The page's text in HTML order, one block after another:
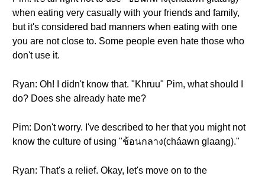
when eating very casually with your friends and family,
but it's considered bad manners when eating with one
you are not close to. Some people even hate those who
don't use it.
Ryan: Oh! I didn't know that. "Khruu" Pim, what should I
do? Does she already hate me?
Pim: Don't worry. I've described to her that you might not
know the culture of using "ช้อนกลาง(cháawn glaang)."
Ryan: That's a relief. Okay, let's move on to the